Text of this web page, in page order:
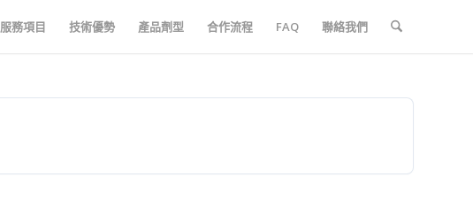
服務項目 技術優勢 產品劑型 合作流程 FAQ 聯絡我們